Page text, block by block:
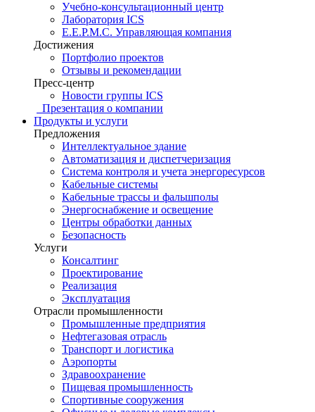
Учебно-консультационный центр
Лаборатория ICS
E.E.P.M.C. Управляющая компания
Достижения
Портфолио проектов
Отзывы и рекомендации
Пресс-центр
Новости группы ICS
Презентация о компании
Продукты и услуги
Предложения
Интеллектуальное здание
Автоматизация и диспетчеризация
Система контроля и учета энергоресурсов
Кабельные системы
Кабельные трассы и фальшполы
Энергоснабжение и освещение
Центры обработки данных
Безопасность
Услуги
Консалтинг
Проектирование
Реализация
Эксплуатация
Отрасли промышленности
Промышленные предприятия
Нефтегазовая отрасль
Транспорт и логистика
Аэропорты
Здравоохранение
Пищевая промышленность
Спортивные сооружения